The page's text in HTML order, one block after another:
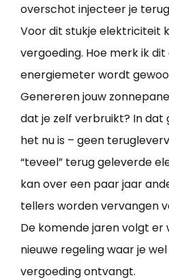
overschot injecteer je
Voor dit stukje elektriciteit
vergoeding. Hoe merk ik
energiemeter wordt
Genereren jouw
dat je zelf verbruikt? In dat
het nu is – geen
“teveel” terug geleverde
kan over een paar jaar
tellers worden vervangen
De komende jaren volgt er
nieuwe regeling waar je
vergoeding ontvangt.